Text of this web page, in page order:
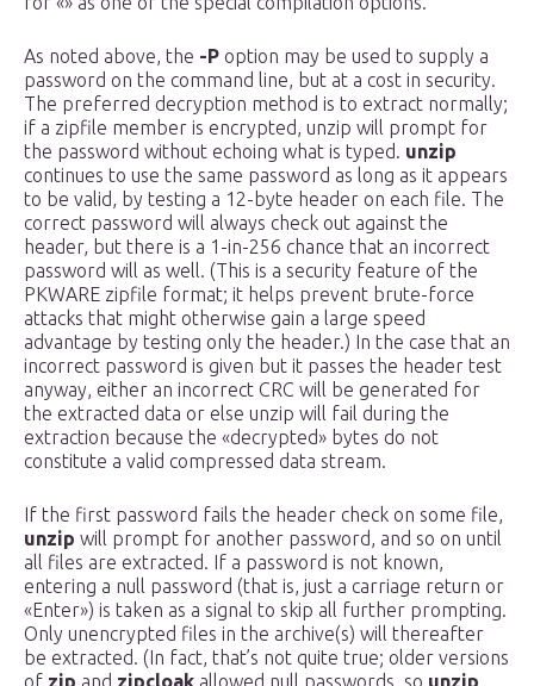
As noted above, the -P option may be used to supply a
password on the command line, but at a cost in security.
The preferred decryption method is to extract normally;
if a zipfile member is encrypted, unzip will prompt for
the password without echoing what is typed. unzip
continues to use the same password as long as it appears
to be valid, by testing a 12-byte header on each file. The
correct password will always check out against the
header, but there is a 1-in-256 chance that an incorrect
password will as well. (This is a security feature of the
PKWARE zipfile format; it helps prevent brute-force
attacks that might otherwise gain a large speed
advantage by testing only the header.) In the case that an
incorrect password is given but it passes the header test
anyway, either an incorrect CRC will be generated for
the extracted data or else unzip will fail during the
extraction because the «decrypted» bytes do not
constitute a valid compressed data stream.
If the first password fails the header check on some file,
unzip will prompt for another password, and so on until
all files are extracted. If a password is not known,
entering a null password (that is, just a carriage return or
«Enter») is taken as a signal to skip all further prompting.
Only unencrypted files in the archive(s) will thereafter
be extracted. (In fact, that’s not quite true; older versions
of zip and zipcloak allowed null passwords, so unzip